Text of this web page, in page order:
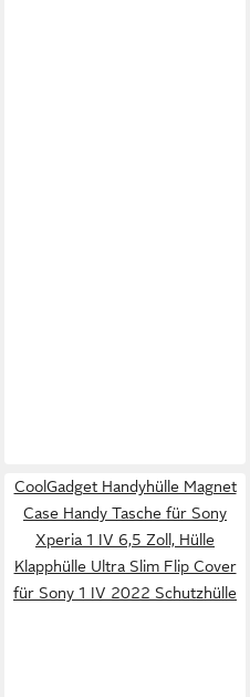
CoolGadget Handyhülle Magnet
Case Handy Tasche für Sony
Xperia 1 IV 6,5 Zoll, Hülle
Klapphülle Ultra Slim Flip Cover
für Sony 1 IV 2022 Schutzhülle